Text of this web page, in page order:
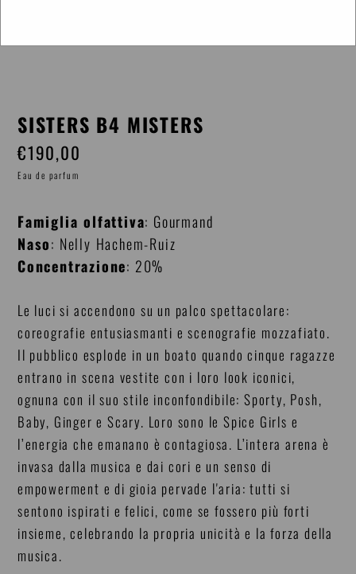
SISTERS B4 MISTERS
€190,00
Eau de parfum
Famiglia olfattiva: Gourmand
Naso: Nelly Hachem-Ruiz
Concentrazione: 20%
Le luci si accendono su un palco spettacolare:
coreografie entusiasmanti e scenografie mozzafiato.
Il pubblico esplode in un boato quando cinque ragazze
entrano in scena vestite con i loro look iconici,
ognuna con il suo stile inconfondibile: Sporty, Posh,
Baby, Ginger e Scary. Loro sono le Spice Girls e
l’energia che emanano è contagiosa. L’intera arena è
invasa dalla musica e dai cori e un senso di
empowerment e di gioia pervade l'aria: tutti si
sentono ispirati e felici, come se fossero più forti
insieme, celebrando la propria unicità e la forza della
musica.